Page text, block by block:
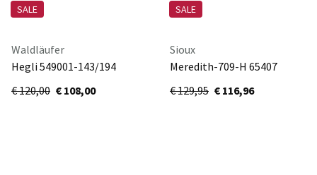
SALE
Waldläufer
Hegli 549001-143/194
NOTTE
€ 120,00 € 108,00
SALE
Sioux
Meredith-709-H 65407
cognac
€ 129,95 € 116,96